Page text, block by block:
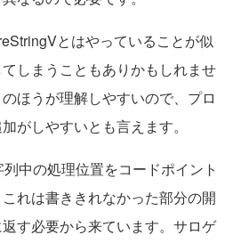
とはやっていることが似
しまうこともありかもしれませ
ほうが理解しやすいので、プロ
がしやすいとも言えます。
中の処理位置をコードポイント
れは書ききれなかった部分の開
す必要から来ています。サロゲ